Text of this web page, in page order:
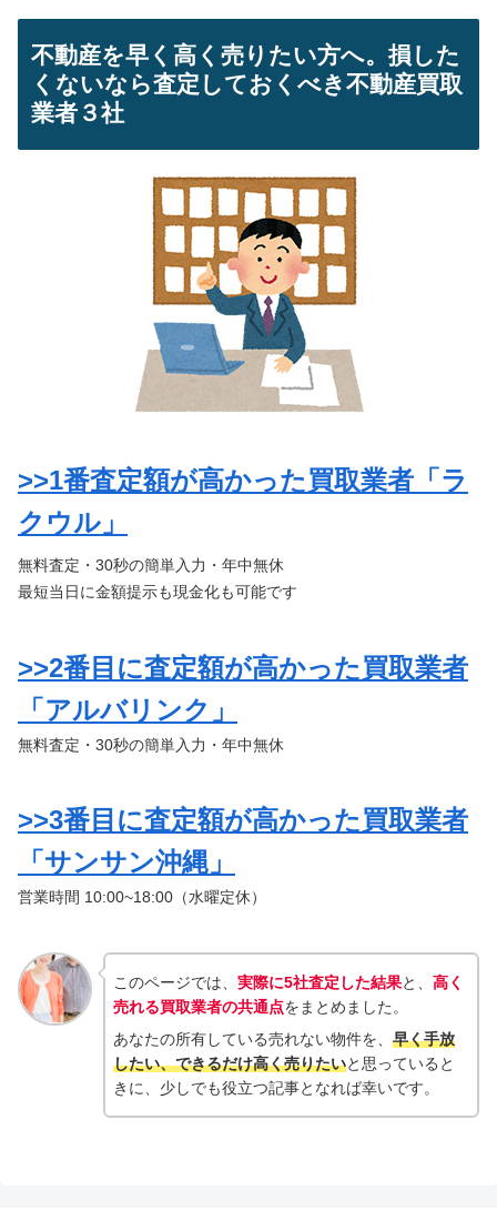
不動産を早く高く売りたい方へ。損した
くないなら査定しておくべき不動産買取
業者３社
>>1番査定額が高かった買取業者「ラ
クウル」
無料査定・30秒の簡単入力・年中無休
最短当日に金額提示も現金化も可能です
>>2番目に査定額が高かった買取業者
「アルバリンク」
無料査定・30秒の簡単入力・年中無休
>>3番目に査定額が高かった買取業者
「サンサン沖縄」
営業時間 10:00~18:00 （水曜定休）
このページでは、 実際に5社査定した結果と、 高く
売れる買取業者の共通点をまとめました。
あなたの所有している売れない物件を、 早く手放
したい、できるだけ高く売りたいと思っていると
きに、少しでも役立つ記事となれば幸いです。